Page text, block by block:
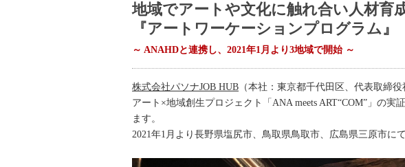
地域でアートや文化に触れ合い人材育
『アートワーケーションプログラム』
～ ANAHDと連携し、2021年1月より3地域で開始 ～
株式会社パソナJOB HUB （本社：東京都千代田区、代表取締
アート×地域創生プロジェクト「ANA meets ART“COM”」の
ます。
2021年1月より長野県塩尻市、鳥取県鳥取市、広島県三原市に